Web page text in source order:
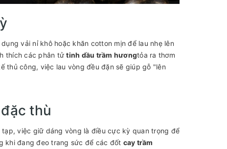
vải nỉ khô hoặc khăn cotton mịn để lau nhẹ lên
thích các phân tửtinh dầu trầm hươngtỏa ra thơm
thủ công, việc lau vòng đều đặn sẽ giúp gỗ "lên
thù
việc giữ dáng vòng là điều cực kỳ quan trọng để
khi đang đeo trang sức để các đốt cay trầm